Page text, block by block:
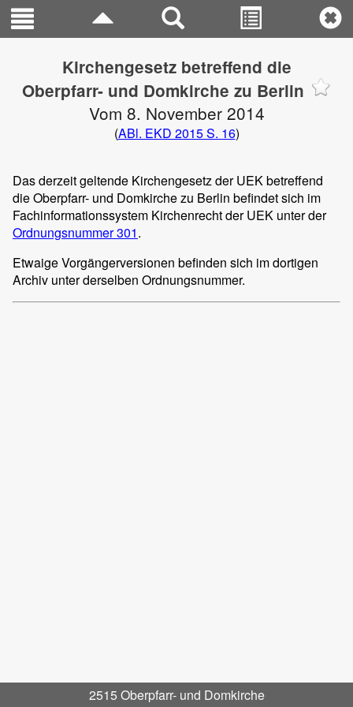
2515 Oberpfarr- und Domkirche
Kirchengesetz betreffend die
Oberpfarr- und Domkirche zu Berlin
Vom 8. November 2014
(ABl. EKD 2015 S. 16)
Das derzeit geltende Kirchengesetz der UEK betreffend
die Oberpfarr- und Domkirche zu Berlin befindet sich im
Fachinformationssystem Kirchenrecht der UEK unter der
Ordnungsnummer 301.
Etwaige Vorgängerversionen befinden sich im dortigen
Archiv unter derselben Ordnungsnummer.